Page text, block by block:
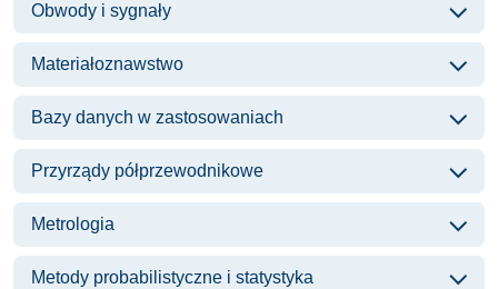
Obwody i sygnały
Materiałoznawstwo
Bazy danych w zastosowaniach
Przyrządy półprzewodnikowe
Metrologia
Metody probabilistyczne i statystyka